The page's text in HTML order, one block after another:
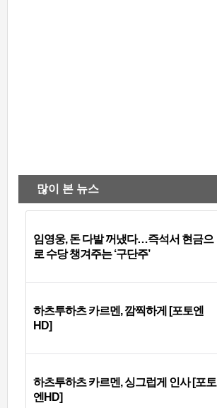
많이 본 뉴스
임영웅, 돈 다발 꺼냈다…즉석서 현금으
로 수당 챙겨주는 ‘구단주’
하츠투하츠 카르멘, 깜찍하게 [포토엔
HD]
하츠투하츠 카르멘, 싱그럽게 인사 [포토
엔HD]